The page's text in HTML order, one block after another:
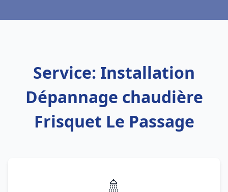
Service: Installation
Dépannage chaudière
Frisquet Le Passage
🚿